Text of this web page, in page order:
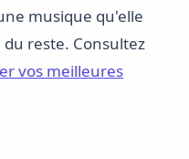
musique qu'elle
reste. Consultez
vos meilleures